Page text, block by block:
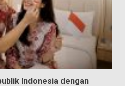
Indonesia dengan